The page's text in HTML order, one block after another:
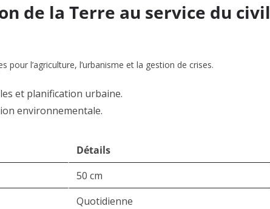
de la Terre au service du civil
l’agriculture, l’urbanisme et la gestion de crises.
et planification urbaine.
environnementale.
Détails
50 cm
Quotidienne